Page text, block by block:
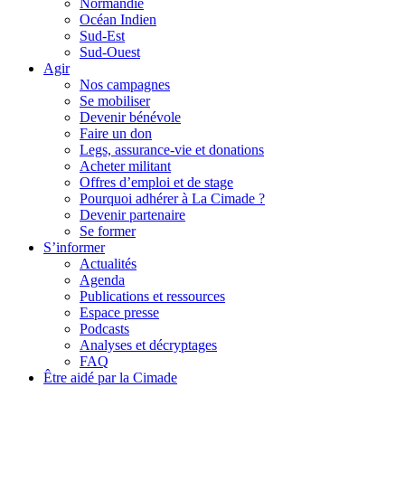
Normandie
Océan Indien
Sud-Est
Sud-Ouest
Agir
Nos campagnes
Se mobiliser
Devenir bénévole
Faire un don
Legs, assurance-vie et donations
Acheter militant
Offres d’emploi et de stage
Pourquoi adhérer à La Cimade ?
Devenir partenaire
Se former
S’informer
Actualités
Agenda
Publications et ressources
Espace presse
Podcasts
Analyses et décryptages
FAQ
Être aidé par la Cimade